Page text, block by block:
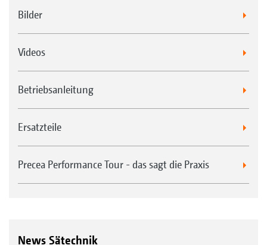
Bilder
Videos
Betriebsanleitung
Ersatzteile
Precea Performance Tour - das sagt die Praxis
News Sätechnik